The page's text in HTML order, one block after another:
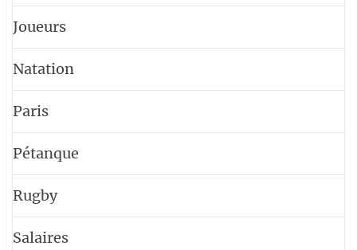
Joueurs
Natation
Paris
Pétanque
Rugby
Salaires